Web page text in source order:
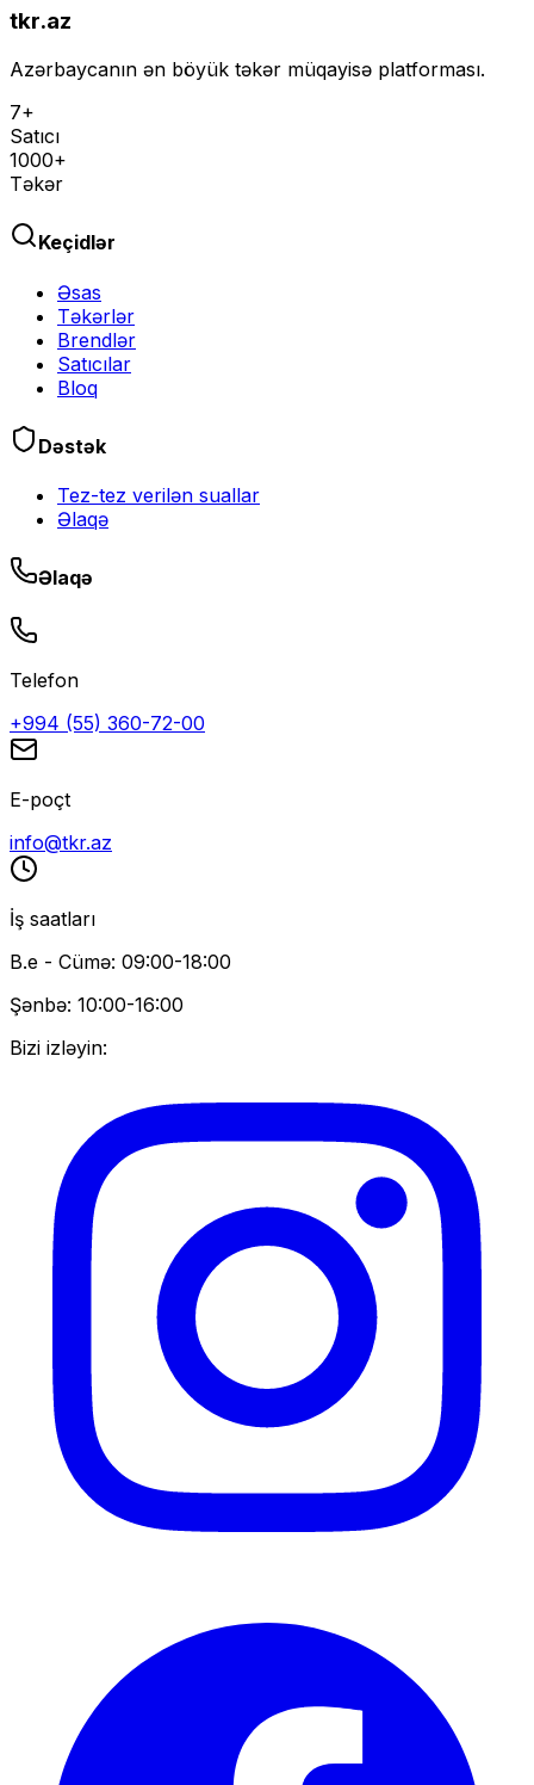
tkr.az
Azərbaycanın ən böyük təkər müqayisə platforması.
7+
Satıcı
1000+
Təkər
Keçidlər
Əsas
Təkərlər
Brendlər
Satıcılar
Bloq
Dəstək
Tez-tez verilən suallar
Əlaqə
Əlaqə
Telefon
+994 (55) 360-72-00
E-poçt
info@tkr.az
İş saatları
B.e - Cümə: 09:00-18:00
Şənbə: 10:00-16:00
Bizi izləyin: